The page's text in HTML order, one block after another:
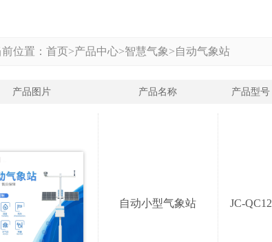
位置： 首页>产品中心>智慧气象>自动气象站
产品图片 产品名称 产品型号
自动小型气象站 JC-QC12